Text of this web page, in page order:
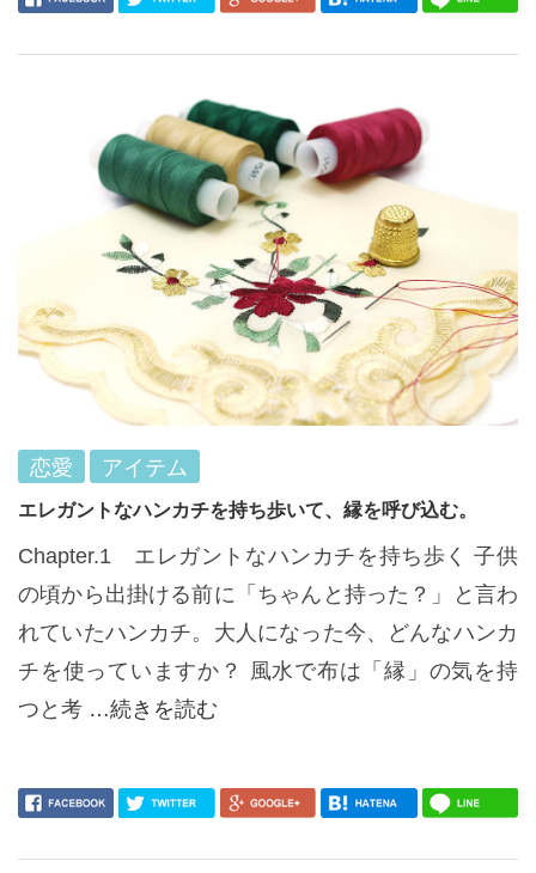
恋愛 アイテム
エレガントなハンカチを持ち歩いて、縁を呼び込む。
Chapter.1 エレガントなハンカチを持ち歩く 子供
の頃から出掛ける前に「ちゃんと持った？」と言わ
れていたハンカチ。大人になった今、どんなハンカ
チを使っていますか？ 風水で布は「縁」の気を持
つと考 …続きを読む